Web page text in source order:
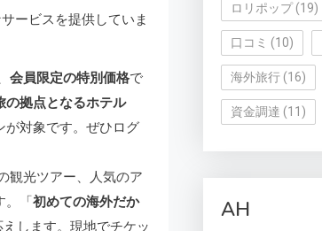
ービスを提供していま
会員限定の特別価格で
の拠点となるホテル
が対象です。ぜひログ
観光ツアー、人気のア
。「初めての海外だか
します。現地でチケッ
ロリポップ(19)
口コミ (10)
海外旅行(16)
資金調達 (11)
AH